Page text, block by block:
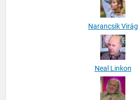
Narancsik Virág
Neal Linkon